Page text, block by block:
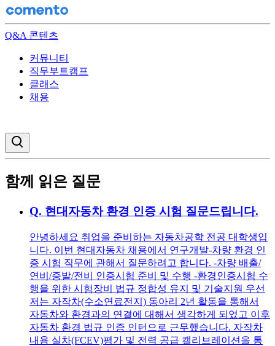
Q&A 콘텐츠
커뮤니티
직무부트캠프
클래스
채용
함께 읽은 질문
Q. 현대자동차 환경 인증 시험 질문드립니다.
안녕하세요 취업을 준비하는 자동차공학 전공 대학생입
니다. 이번 현대자동차 채용에서 연구개발-차량 환경 인
증 시험 직무에 관해서 질문하려고 합니다. -차량 배출/
연비/증발/전비 인증시험 준비 및 수행 -환경인증시험 수
행을 위한 시험장비 법규 정합성 유지 및 기술지원 우선
저는 자작차(수소연료전지) 동아리 2년 활동을 통해서
자동차와 환경과의 연결에 대해서 생각하게 되었고 이후
자동차 환경 법규 인증 인턴으로 근무했습니다. 자작차
내용 실차(FCEV)평가 및 전력 공급 캘리브레이션을 통